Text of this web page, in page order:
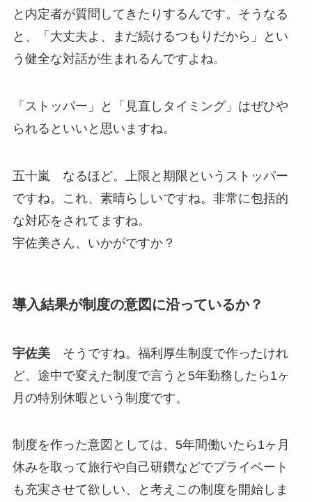
と内定者が質問してきたりするんです。そうなる
と、「大丈夫よ、まだ続けるつもりだから」とい
う健全な対話が生まれるんですよね。
「ストッパー」と「見直しタイミング」はぜひや
られるといいと思いますね。
五十嵐 なるほど。上限と期限というストッパー
ですね。これ、素晴らしいですね。非常に包括的
な対応をされてますね。
宇佐美さん、いかがですか？
導入結果が制度の意図に沿っているか？
宇佐美そうですね。福利厚生制度で作ったけれ
ど、途中で変えた制度で言うと5年勤務したら1ヶ
月の特別休暇という制度です。
制度を作った意図としては、5年間働いたら1ヶ月
休みを取って旅行や自己研鑽などでプライベート
も充実させて欲しい、と考えこの制度を開始しま